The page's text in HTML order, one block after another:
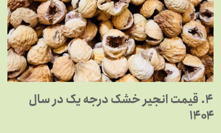
۴. قیمت انجیر خشک درجه یک در سال
۱۴۰۴